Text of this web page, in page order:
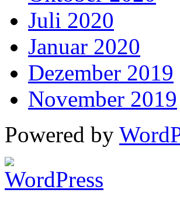
Juli 2020
Januar 2020
Dezember 2019
November 2019
Powered by